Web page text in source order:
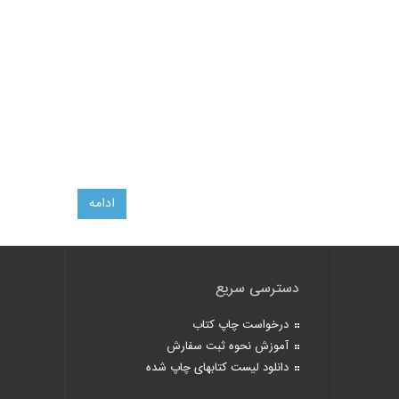
ادامه
دسترسی سریع
درخواست چاپ کتاب
آموزش نحوه ثبت سفارش
دانلود لیست کتابهای چاپ شده